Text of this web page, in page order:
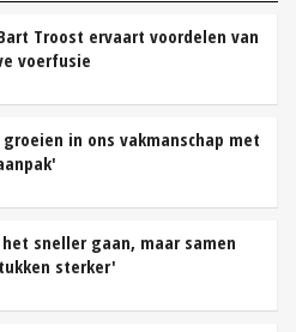
Troost ervaart voordelen van
voerfusie
in ons vakmanschap met
sneller gaan, maar samen
sterker'